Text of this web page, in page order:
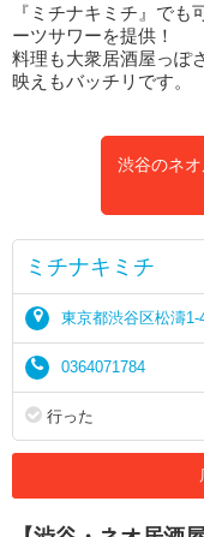
『ミチナキミチ』で
ーツサワーを提供！
料理も大衆居酒屋っぽ
映えもバッチリです。
渋谷のネ
ミチナキミチ
東京都渋谷区松濤
0364071784
行った